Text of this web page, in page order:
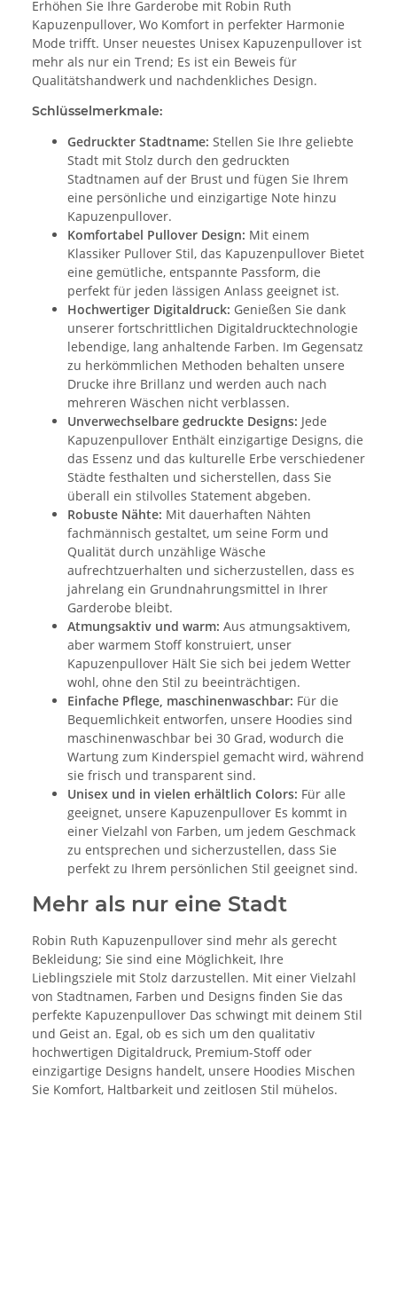
Erhöhen Sie Ihre Garderobe mit Robin Ruth
Kapuzenpullover, Wo Komfort in perfekter Harmonie
Mode trifft. Unser neuestes Unisex Kapuzenpullover ist
mehr als nur ein Trend; Es ist ein Beweis für
Qualitätshandwerk und nachdenkliches Design.
Schlüsselmerkmale:
Gedruckter Stadtname: Stellen Sie Ihre geliebte
Stadt mit Stolz durch den gedruckten
Stadtnamen auf der Brust und fügen Sie Ihrem
eine persönliche und einzigartige Note hinzu
Kapuzenpullover.
Komfortabel Pullover Design: Mit einem
Klassiker Pullover Stil, das Kapuzenpullover Bietet
eine gemütliche, entspannte Passform, die
perfekt für jeden lässigen Anlass geeignet ist.
Hochwertiger Digitaldruck: Genießen Sie dank
unserer fortschrittlichen Digitaldrucktechnologie
lebendige, lang anhaltende Farben. Im Gegensatz
zu herkömmlichen Methoden behalten unsere
Drucke ihre Brillanz und werden auch nach
mehreren Wäschen nicht verblassen.
Unverwechselbare gedruckte Designs: Jede
Kapuzenpullover Enthält einzigartige Designs, die
das Essenz und das kulturelle Erbe verschiedener
Städte festhalten und sicherstellen, dass Sie
überall ein stilvolles Statement abgeben.
Robuste Nähte: Mit dauerhaften Nähten
fachmännisch gestaltet, um seine Form und
Qualität durch unzählige Wäsche
aufrechtzuerhalten und sicherzustellen, dass es
jahrelang ein Grundnahrungsmittel in Ihrer
Garderobe bleibt.
Atmungsaktiv und warm: Aus atmungsaktivem,
aber warmem Stoff konstruiert, unser
Kapuzenpullover Hält Sie sich bei jedem Wetter
wohl, ohne den Stil zu beeinträchtigen.
Einfache Pflege, maschinenwaschbar: Für die
Bequemlichkeit entworfen, unsere Hoodies sind
maschinenwaschbar bei 30 Grad, wodurch die
Wartung zum Kinderspiel gemacht wird, während
sie frisch und transparent sind.
Unisex und in vielen erhältlich Colors: Für alle
geeignet, unsere Kapuzenpullover Es kommt in
einer Vielzahl von Farben, um jedem Geschmack
zu entsprechen und sicherzustellen, dass Sie
perfekt zu Ihrem persönlichen Stil geeignet sind.
Mehr als nur eine Stadt
Robin Ruth Kapuzenpullover sind mehr als gerecht
Bekleidung; Sie sind eine Möglichkeit, Ihre
Lieblingsziele mit Stolz darzustellen. Mit einer Vielzahl
von Stadtnamen, Farben und Designs finden Sie das
perfekte Kapuzenpullover Das schwingt mit deinem Stil
und Geist an. Egal, ob es sich um den qualitativ
hochwertigen Digitaldruck, Premium-Stoff oder
einzigartige Designs handelt, unsere Hoodies Mischen
Sie Komfort, Haltbarkeit und zeitlosen Stil mühelos.